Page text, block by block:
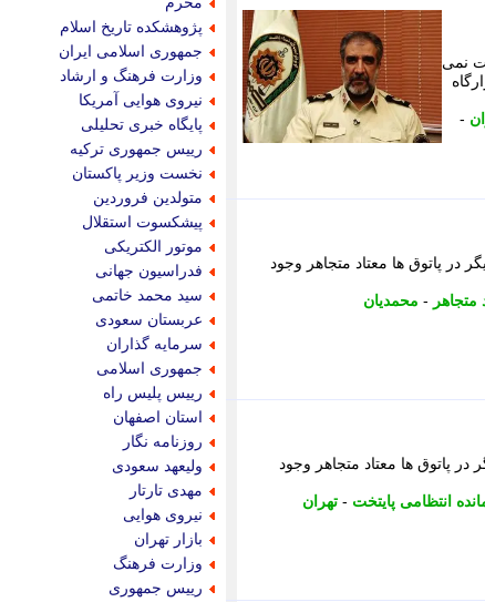
نمی
-
در پاتوق ها معتاد متجاهر وجود
متجاهر - محمدیان
در پاتوق ها معتاد متجاهر وجود
انتظامی پایتخت - تهران
پژوهشکده تاریخ اسلام
جمهوری اسلامی ایران
وزارت فرهنگ و ارشاد
نیروی هوایی آمریکا
پایگاه خبری تحلیلی
رییس جمهوری ترکیه
نخست وزیر پاکستان
متولدین فروردین
پیشکسوت استقلال
موتور الکتریکی
فدراسیون جهانی
سید محمد خاتمی
عربستان سعودی
سرمایه گذاران
جمهوری اسلامی
رییس پلیس راه
استان اصفهان
روزنامه نگار
ولیعهد سعودی
مهدی تارتار
نیروی هوایی
بازار تهران
وزارت فرهنگ
رییس جمهوری